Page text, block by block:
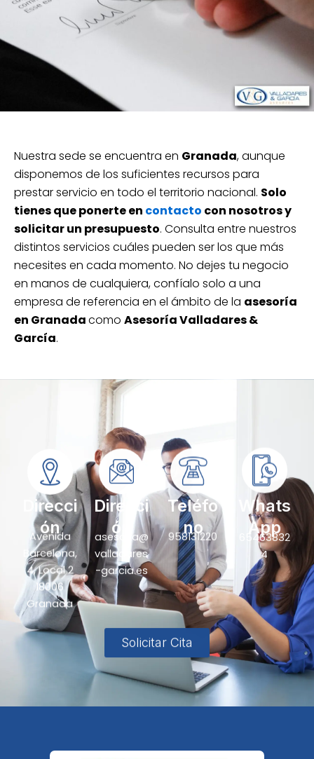
Nuestra sede se encuentra en Granada, aunque
disponemos de los suficientes recursos para
prestar servicio en todo el territorio nacional. Solo
tienes que ponerte en contacto con nosotros y
solicitar un presupuesto. Consulta entre nuestros
distintos servicios cuáles pueden ser los que más
necesites en cada momento. No dejes tu negocio
en manos de cualquiera, confíalo solo a una
empresa de referencia en el ámbito de la asesoría
en Granadacomo Asesoría Valladares &
García.
Direcci
ón
Avenida
Barcelona,
4, Local 2
18006
Granada
Direcci
ón
asesoria@
valladares
-garcia.es
Teléfo
no
958131220
Whats
App
65463832
4
Solicitar Cita